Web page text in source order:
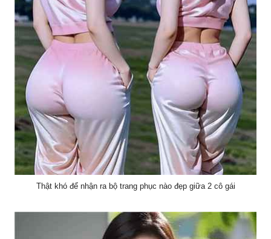
Thật khó để nhận ra bộ trang phục nào đẹp giữa 2 cô gái